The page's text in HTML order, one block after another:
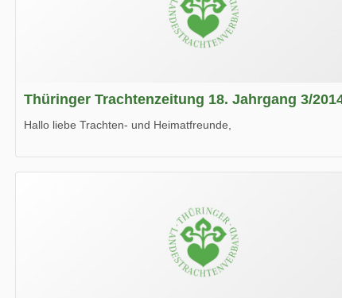
Thüringer Trachtenzeitung 18. Jahrgang 3/
Hallo liebe Trachten- und Heimatfreunde,
Wir wünschen Euch viel Spaß beim Lesen.